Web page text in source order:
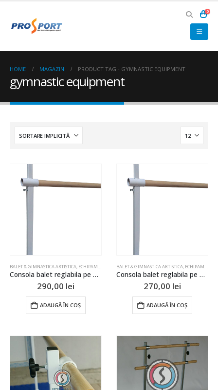
0
HOME MAGAZIN PRODUCT TAG - GYMNASTIC EQUIPMENT
gymnastic equipment
BALET & GIMNASTICA ARTISTICA, ECHIPAMENT DE REABILITARE ,GIMNASTICA
Consola balet reglabila pe pardoseala dubla
290,00 lei
ADAUGĂ ÎN COȘ
BALET & GIMNASTICA ARTISTICA, ECHIPAMENT DE REABILITARE
Consola balet reglabila pe pardoseala simpla
270,00 lei
ADAUGĂ ÎN COȘ